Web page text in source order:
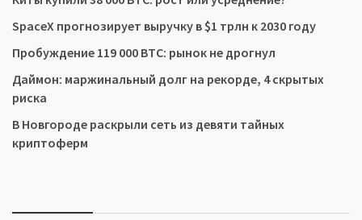
SpaceX прогнозирует выручку в $1 трлн к 2030 году
Пробуждение 119 000 BTC: рынок не дрогнул
Даймон: маржинальный долг на рекорде, 4 скрытых
риска
В Новгороде раскрыли сеть из девяти тайных
криптоферм